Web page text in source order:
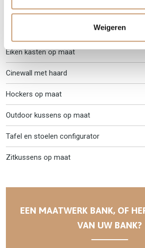
Weigeren
Lampenkappen op maat
TV Lift op maat voor bedden
Eiken kasten op maat
Cinewall met haard
Hockers op maat
Outdoor kussens op maat
Tafel en stoelen configurator
Zitkussens op maat
EEN MAATWERK BANK, OF
VAN UW BANK?